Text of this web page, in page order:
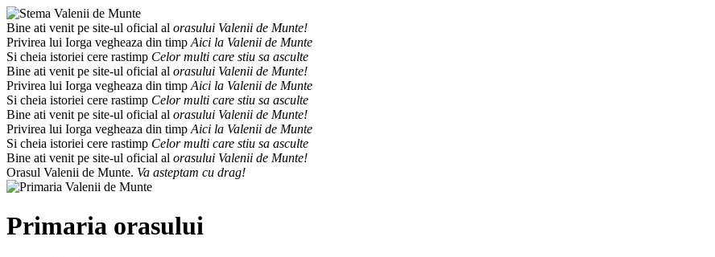
Bine ati venit pe site-ul oficial al orasului Valenii de Munte!
Privirea lui Iorga vegheaza din timp Aici la Valenii de Munte
Si cheia istoriei cere rastimp Celor multi care stiu sa asculte
Bine ati venit pe site-ul oficial al orasului Valenii de Munte!
Privirea lui Iorga vegheaza din timp Aici la Valenii de Munte
Si cheia istoriei cere rastimp Celor multi care stiu sa asculte
Bine ati venit pe site-ul oficial al orasului Valenii de Munte!
Privirea lui Iorga vegheaza din timp Aici la Valenii de Munte
Si cheia istoriei cere rastimp Celor multi care stiu sa asculte
Bine ati venit pe site-ul oficial al orasului Valenii de Munte!
Orasul Valenii de Munte. Va asteptam cu drag!
Primaria orasului